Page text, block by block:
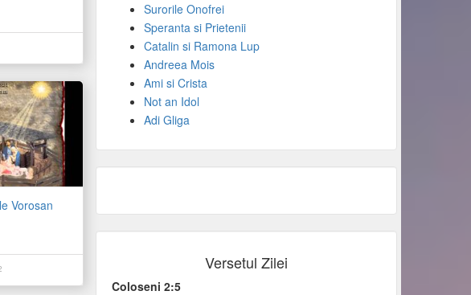
Vorosan
Surorile Onofrei
Speranta si Prietenii
Catalin si Ramona Lup
Andreea Mois
Ami si Crista
Not an Idol
Adi Gliga
Versetul Zilei
Coloseni 2:5